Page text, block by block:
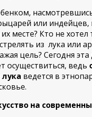
или индейцев,
месте? Кто не хотел
из лука или
цель? Сегодня эта
осуществиться, ведь
ведется в
на